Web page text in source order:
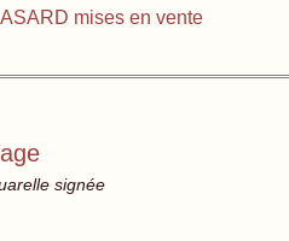
mises en vente
signée